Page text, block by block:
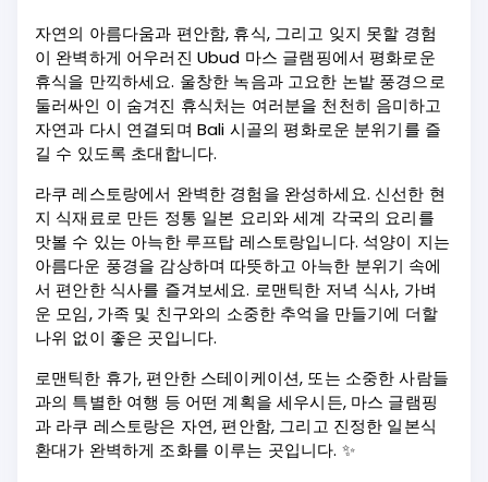
자연의 아름다움과 편안함, 휴식, 그리고 잊지 못할 경험
이 완벽하게 어우러진 Ubud 마스 글램핑에서 평화로운
휴식을 만끽하세요. 울창한 녹음과 고요한 논밭 풍경으로
둘러싸인 이 숨겨진 휴식처는 여러분을 천천히 음미하고
자연과 다시 연결되며 Bali 시골의 평화로운 분위기를 즐
길 수 있도록 초대합니다.
라쿠 레스토랑에서 완벽한 경험을 완성하세요. 신선한 현
지 식재료로 만든 정통 일본 요리와 세계 각국의 요리를
맛볼 수 있는 아늑한 루프탑 레스토랑입니다. 석양이 지는
아름다운 풍경을 감상하며 따뜻하고 아늑한 분위기 속에
서 편안한 식사를 즐겨보세요. 로맨틱한 저녁 식사, 가벼
운 모임, 가족 및 친구와의 소중한 추억을 만들기에 더할
나위 없이 좋은 곳입니다.
로맨틱한 휴가, 편안한 스테이케이션, 또는 소중한 사람들
과의 특별한 여행 등 어떤 계획을 세우시든, 마스 글램핑
과 라쿠 레스토랑은 자연, 편안함, 그리고 진정한 일본식
환대가 완벽하게 조화를 이루는 곳입니다. ✨